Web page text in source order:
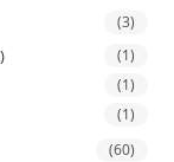
(3)
(1)
(1)
(1)
(60)